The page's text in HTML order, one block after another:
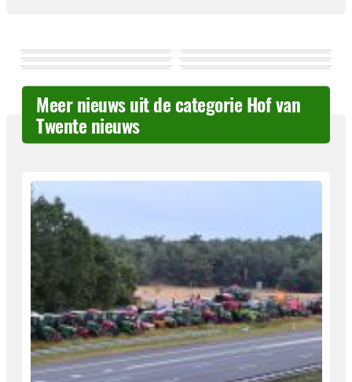
Meer nieuws uit de categorie Hof van
Twente nieuws